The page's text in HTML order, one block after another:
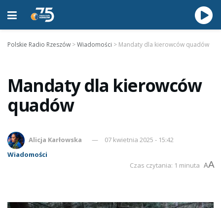
Polskie Radio Rzeszów >Wiadomości > Mandaty dla kierowców quadów
Mandaty dla kierowców
quadów
Alicja Karłowska
07 kwietnia 2025 - 15:42
Wiadomości
Czas czytania: 1 minuta AA